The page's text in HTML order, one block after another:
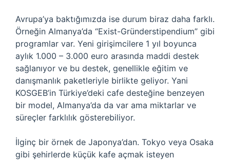
Avrupa’ya baktığımızda ise durum biraz daha farklı.
Örneğin Almanya’da “Exist-Gründerstipendium” gibi
programlar var. Yeni girişimcilere 1 yıl boyunca
aylık 1.000 – 3.000 euro arasında maddi destek
sağlanıyor ve bu destek, genellikle eğitim ve
danışmanlık paketleriyle birlikte geliyor. Yani
KOSGEB’in Türkiye’deki cafe desteğine benzeyen
bir model, Almanya’da da var ama miktarlar ve
süreçler farklılık gösterebiliyor.
İlginç bir örnek de Japonya’dan. Tokyo veya Osaka
gibi şehirlerde küçük kafe açmak isteyen